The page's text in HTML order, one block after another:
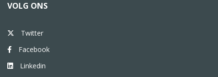
VOLG ONS
Twitter
Facebook
Linkedin